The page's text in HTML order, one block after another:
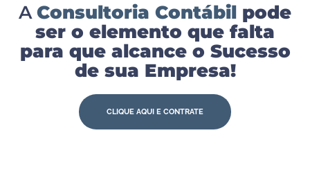
AConsultoria Contábil pode
ser o elemento que falta
para que alcance o Sucesso
de sua Empresa!
CLIQUE AQUI E CONTRATE